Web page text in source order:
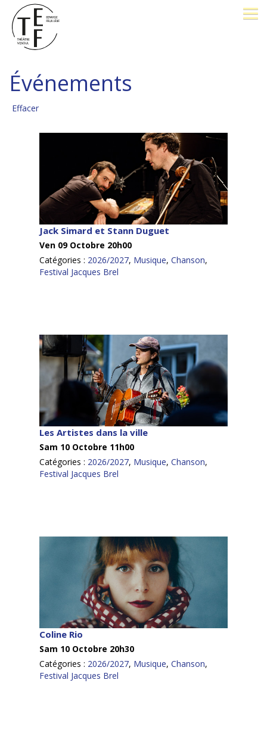
LE THÉÂTRE
FESTIVAL J. BREL
PÔLE D'EXCELLENCE
AVEC VOUS
Événements
Effacer
Jack Simard et Stann Duguet
Ven 09 Octobre 20h00
Catégories : 2026/2027, Musique, Chanson,
Festival Jacques Brel
Les Artistes dans la ville
Sam 10 Octobre 11h00
Catégories : 2026/2027, Musique, Chanson,
Festival Jacques Brel
Coline Rio
Sam 10 Octobre 20h30
Catégories : 2026/2027, Musique, Chanson,
Festival Jacques Brel